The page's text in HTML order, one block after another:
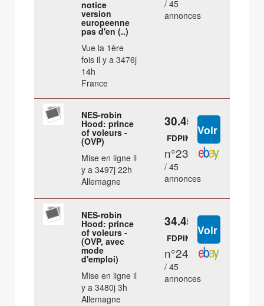
notice
version
europeenne
pas d'en (..)
Vue la 1ère
fois il y a 3476j
14h
France
/ 45
annonces
NES-robin
Hood: prince
of voleurs -
(OVP)
Mise en ligne il
y a 3497j 22h
Allemagne
30.45 €
FDPIN
n°23
/ 45
annonces
NES-robin
Hood: prince
of voleurs -
(OVP, avec
mode
d'emploi)
Mise en ligne il
y a 3480j 3h
Allemagne
34.45 €
FDPIN
n°24
/ 45
annonces